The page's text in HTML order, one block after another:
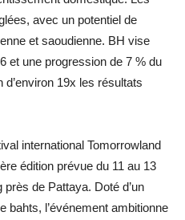
avec un potentiel de
et saoudienne. BH vise
et une progression de 7 % du
19x les résultats
international Tomorrowland
édition prévue du 11 au 13
de Pattaya. Doté d’un
bahts, l’événement ambitionne